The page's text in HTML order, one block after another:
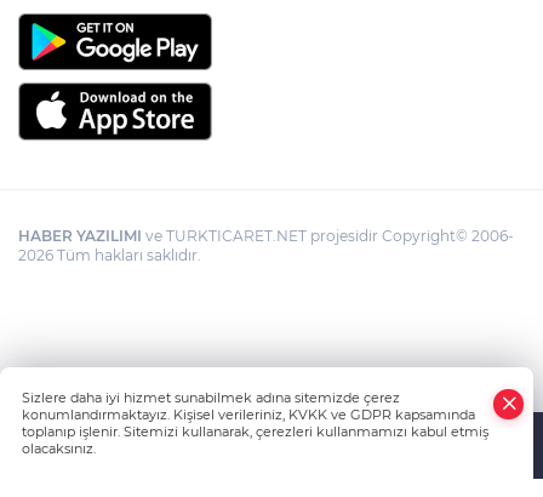
HABER YAZILIMI ve TURKTICARET.NET projesidir Copyright© 2006-
2026 Tüm hakları saklıdır.
Sizlere daha iyi hizmet sunabilmek adına sitemizde çerez
konumlandırmaktayız. Kişisel verileriniz, KVKK ve GDPR kapsamında
toplanıp işlenir. Sitemizi kullanarak, çerezleri kullanmamızı kabul etmiş
olacaksınız.